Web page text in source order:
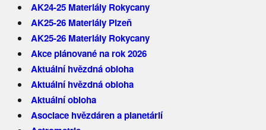
AK24-25 Materiály Rokycany
AK25-26 Materiály Plzeň
AK25-26 Materiály Rokycany
Akce plánované na rok 2026
Aktuální hvězdná obloha
Aktuální hvězdná obloha
Aktuální obloha
Asociace hvězdáren a planetárií